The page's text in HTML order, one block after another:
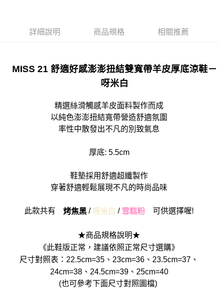
免運費
詳細說明 商品規格 相關推薦
MISS 21 舒適好感澎澎扭結雙寬帶羊皮厚底涼鞋－
呀米白
精選絲滑觸感羊皮面料製作而成
以純色澎澎扭結寬帶營造舒適氛圍
率性中散發出不凡的別致氣息
厚底: 5.5cm
鞋墊採用舒適超纖製作
穿著舒適輕鬆展現不凡的時尚品味
此款共有 烤焦黑 / 呀米白 / 雪糕粉 可供選擇喔!
★商品規格說明★
《此鞋版正常，建議依照正常尺寸選購》
尺寸對照表：22.5cm=35、23cm=36、23.5cm=37、
24cm=38、24.5cm=39、25cm=40
(也可參考下面尺寸對照圖檔)